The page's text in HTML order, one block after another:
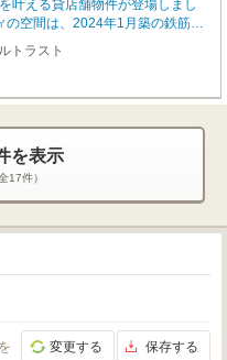
叶える貸店舗物件が登場しまし
空間は、2024年1月築の鉄筋コ
したい方にぴったりの築浅物件で
洗練された外観で集客力も抜群。
りの内装を自由に作り上げていた
客様にも快適にご利用いただけま
めです。北仙台駅から徒歩8分と
。周辺にはコンビニ、ドラッグス
りません。新しい一歩を踏み出す
トラスト
を表示
17件）
変更する 保存する